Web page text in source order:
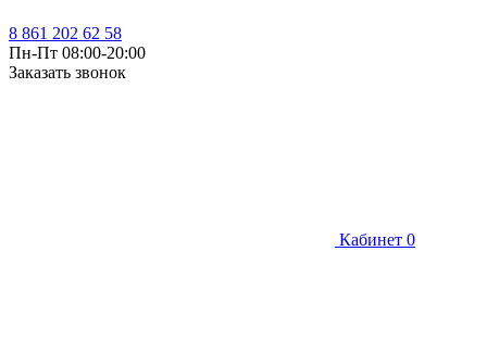
8 861 202 62 58
Пн-Пт 08:00-20:00
Заказать звонок
Кабинет 0